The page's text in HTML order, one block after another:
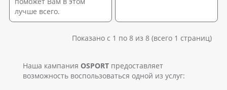
лучше всего.
Показано с 1 по 8 из 8 (всего 1 страниц)
Наша кампания OSPORT предоставляет
возможность воспользоваться одной из услуг: